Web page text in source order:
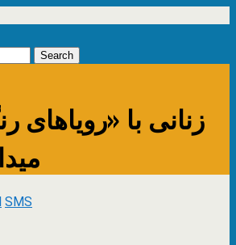
زنانی با «رویاهای
SMS